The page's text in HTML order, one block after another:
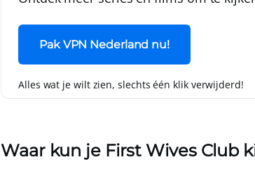
Pak VPN Nederland nu!
Alles wat je wilt zien, slechts één klik verwijderd!
Waar kun je First Wives Club